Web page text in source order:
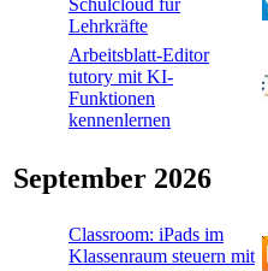
Schulcloud für
Lehrkräfte
Arbeitsblatt-Editor
tutory mit KI-
Funktionen
kennenlernen
September 2026
Classroom: iPads im
Klassenraum steuern mit